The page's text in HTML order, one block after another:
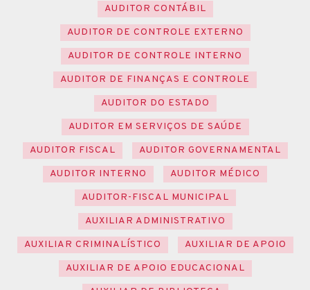
AUDITOR CONTÁBIL
AUDITOR DE CONTROLE EXTERNO
AUDITOR DE CONTROLE INTERNO
AUDITOR DE FINANÇAS E CONTROLE
AUDITOR DO ESTADO
AUDITOR EM SERVIÇOS DE SAÚDE
AUDITOR FISCAL
AUDITOR GOVERNAMENTAL
AUDITOR INTERNO
AUDITOR MÉDICO
AUDITOR-FISCAL MUNICIPAL
AUXILIAR ADMINISTRATIVO
AUXILIAR CRIMINALÍSTICO
AUXILIAR DE APOIO
AUXILIAR DE APOIO EDUCACIONAL